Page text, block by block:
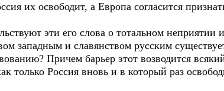
их освободит, а Европа согласится
эти его слова о тотальном
западным и славянством русским
Причем барьер этот возводится
только Россия вновь и в который раз